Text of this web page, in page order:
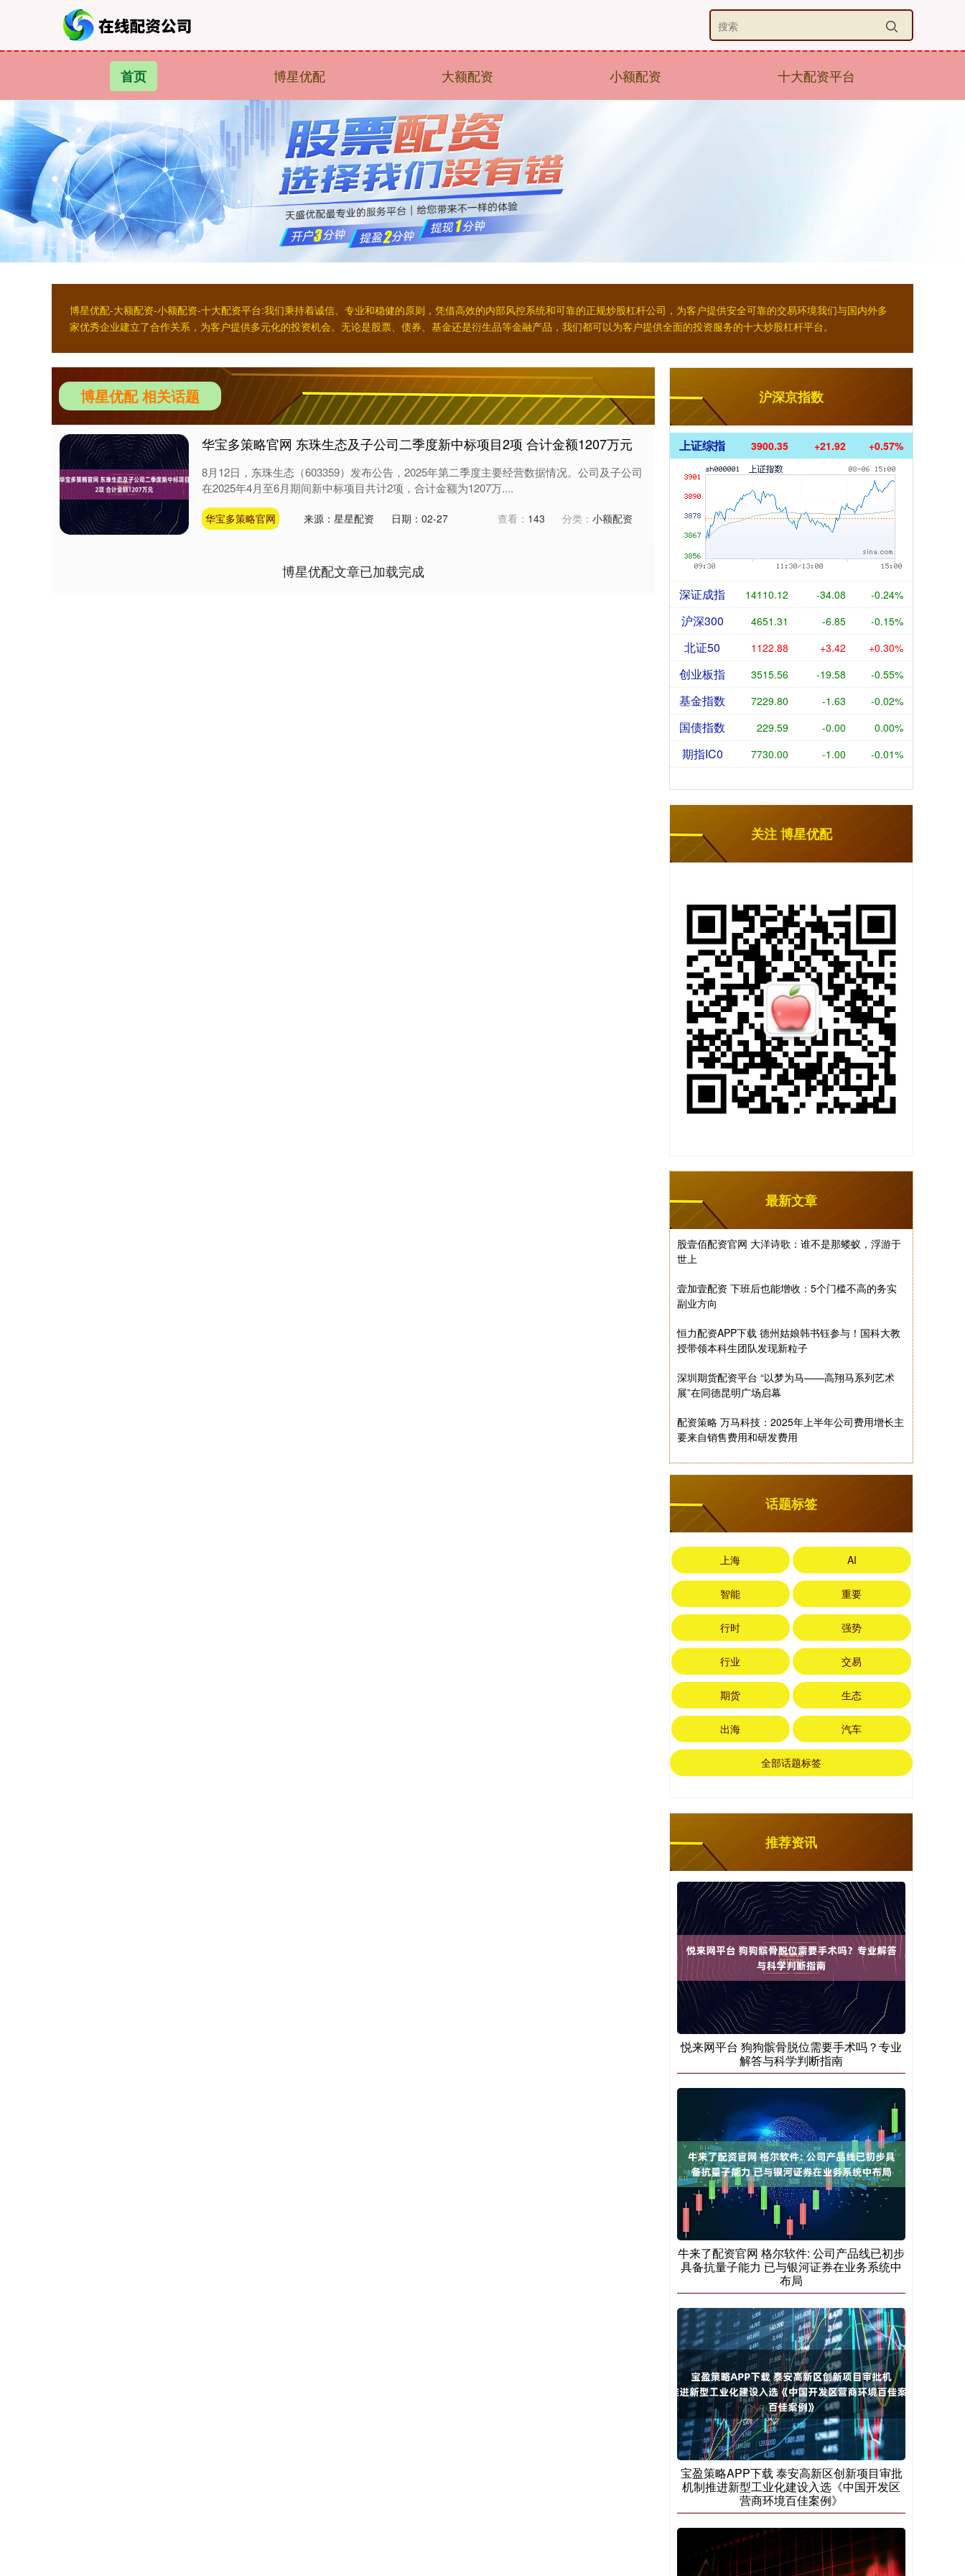
首页 博星优配 大额配资 小额配资 十大配资平台
博星优配-大额配资-小额配资-十大配资平台:我们秉持着诚信、专业和稳健的原则，凭借高效的内部风控系统和可靠的正规炒股杠杆公司，为客户提供安全可靠的交易环境我们与国内外多
家优秀企业建立了合作关系，为客户提供多元化的投资机会。无论是股票、债券、基金还是衍生品等金融产品，我们都可以为客户提供全面的投资服务的十大炒股杠杆平台。
博星优配 相关话题
华宝多策略官网 东珠生态及子公司二季度新中标项目2项 合计金额1207万元
8月12日，东珠生态（603359）发布公告，2025年第二季度主要经营数据情况。公司及子公司
在2025年4月至6月期间新中标项目共计2项，合计金额为1207万....
华宝多策略官网 来源：星星配资 日期：02-27 查看： 143 分类： 小额配资
博星优配文章已加载完成
沪深京指数
上证综指 3900.35 +21.92 +0.57%
深证成指 14110.12 -34.08 -0.24%
沪深300 4651.31 -6.85 -0.15%
北证50 1122.88 +3.42 +0.30%
创业板指 3515.56 -19.58 -0.55%
基金指数 7229.80 -1.63 -0.02%
国债指数 229.59 -0.00 0.00%
期指IC0 7730.00 -1.00 -0.01%
关注 博星优配
最新文章
股壹佰配资官网 大洋诗歌：谁不是那蝼蚁，浮游于
世上
壹加壹配资 下班后也能增收：5个门槛不高的务实
副业方向
恒力配资APP下载 德州姑娘韩书钰参与！国科大教
授带领本科生团队发现新粒子
深圳期货配资平台 “以梦为马——高翔马系列艺术
展”在同德昆明广场启幕
配资策略 万马科技：2025年上半年公司费用增长主
要来自销售费用和研发费用
话题标签
上海 AI
智能 重要
行时 强势
行业 交易
期货 生态
出海 汽车
全部话题标签
推荐资讯
悦来网平台 狗狗髌骨脱位需要手术吗？专业
解答与科学判断指南
牛来了配资官网 格尔软件: 公司产品线已初步
具备抗量子能力 已与银河证券在业务系统中
布局
宝盈策略APP下载 泰安高新区创新项目审批
机制推进新型工业化建设入选《中国开发区
营商环境百佳案例》